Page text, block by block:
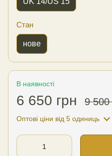
Стан
нове
В наявності
6 650 грн 9 500
Оптові ціни від 5 одиниць